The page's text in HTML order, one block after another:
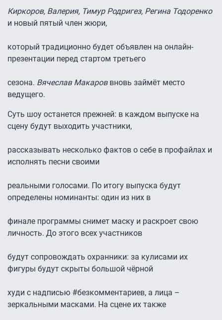
Киркоров, Валерия, Тимур Родригез, Регина Тодоренко
и новый пятый член жюри,
который традиционно будет объявлен на онлайн-
презентации перед стартом третьего
сезона. Вячеслав Макароввновь займёт место
ведущего.
Суть шоу останется прежней: в каждом выпуске на
сцену будут выходить участники,
рассказывать несколько фактов о себе в профайлах и
исполнять песни своими
реальными голосами. По итогу выпуска будут
определены номинанты: один из них в
финале программы снимет маску и раскроет свою
личность. До этого всех участников
будут сопровождать охранники: за кулисами их
фигуры будут скрыты большой чёрной
худи с надписью #безкомментариев, а лица –
зеркальными масками. На сцене их также